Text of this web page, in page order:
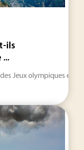
ils
Jeux olympiques et